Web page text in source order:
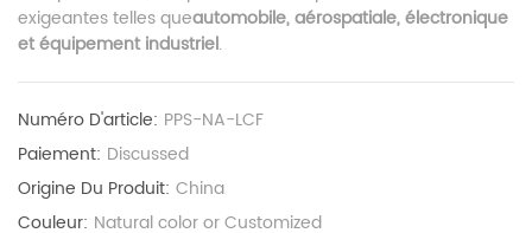
exigeantes telles queautomobile, aérospatiale, électronique
et équipement industriel.
Numéro D'article: PPS-NA-LCF
Paiement: Discussed
Origine Du Produit: China
Couleur: Natural color or Customized